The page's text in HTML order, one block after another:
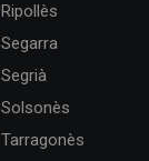
Ripollès
Segarra
Segrià
Solsonès
Tarragonès